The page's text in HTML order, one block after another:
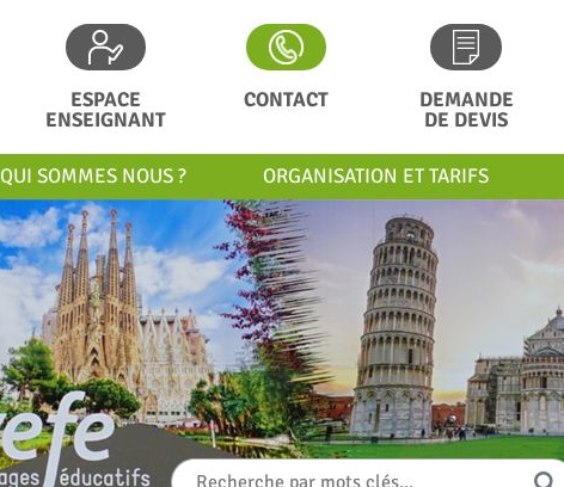
ESPACE
ENSEIGNANT
CONTACT
DEMANDE
DE DEVIS
QUI SOMMES NOUS ? ORGANISATION ET TARIFS